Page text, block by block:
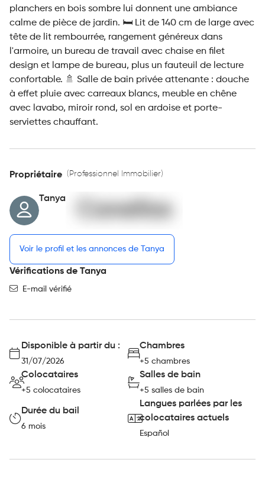
planchers en bois sombre lui donnent une ambiance
calme de pièce de jardin. 🛏️ Lit de 140 cm de large avec
tête de lit rembourrée, rangement généreux dans
l'armoire, un bureau de travail avec chaise en filet
design et lampe de bureau, plus un fauteuil de lecture
confortable. 🚿 Salle de bain privée attenante : douche
à effet pluie avec carreaux blancs, meuble en chêne
avec lavabo, miroir rond, sol en ardoise et porte-
serviettes chauffant.
Propriétaire (Professionnel Immobilier)
Tanya
Voir le profil et les annonces de Tanya
Vérifications de Tanya
E-mail vérifié
Disponible à partir du :
31/07/2026
Chambres
+5 chambres
Colocataires
+5 colocataires
Salles de bain
+5 salles de bain
Durée du bail
6 mois
Langues parlées par les
colocataires actuels
Español